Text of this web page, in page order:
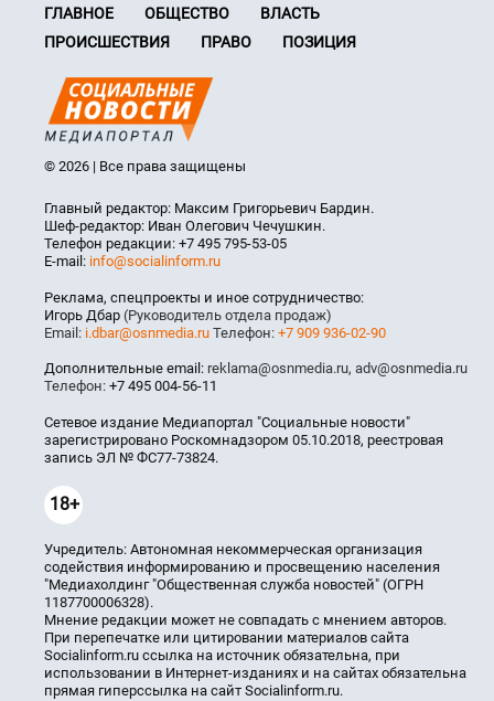
ГЛАВНОЕ ОБЩЕСТВО
ВЛАСТЬ
ПРОИСШЕСТВИЯ
ПРАВО ПОЗИЦИЯ
© 2026 | Все права защищены
Главный редактор: Максим Григорьевич Бардин.
Шеф-редактор: Иван Олегович Чечушкин.
Телефон редакции: +7 495 795-53-05
E-mail: info@socialinform.ru
Реклама, спецпроекты и иное сотрудничество:
Игорь Дбар (Руководитель отдела продаж)
Email: i.dbar@osnmedia.ru Телефон: +7 909 936-02-90
Дополнительные email: reklama@osnmedia.ru, adv@osnmedia.ru
Телефон: +7 495 004-56-11
Сетевое издание Медиапортал "Социальные новости"
зарегистрировано Роскомнадзором 05.10.2018, реестровая
запись ЭЛ № ФС77-73824.
18+
Учредитель: Автономная некоммерческая организация
содействия информированию и просвещению населения
"Медиахолдинг "Общественная служба новостей" (ОГРН
1187700006328).
Мнение редакции может не совпадать с мнением авторов.
При перепечатке или цитировании материалов сайта
Socialinform.ru ссылка на источник обязательна, при
использовании в Интернет-изданиях и на сайтах обязательна
прямая гиперссылка на сайт Socialinform.ru.